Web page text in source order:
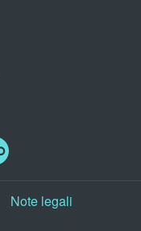
Note legali